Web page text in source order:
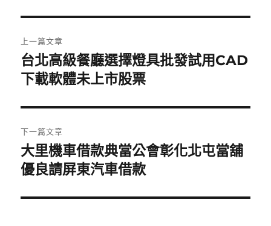
章
導
覽
上一篇文章
上
一
文
章:
台北高級餐廳選擇燈具批發試用CAD
下載軟體未上市股票
下一篇文章
下
一
文
大里機車借款典當公會彰化北屯當舖
優良請屏東汽車借款